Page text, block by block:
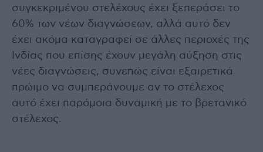
συγκεκριμένου στελέχους έχει ξεπεράσει το
60% των νέων διαγνώσεων, αλλά αυτό δεν
έχει ακόμα καταγραφεί σε άλλες περιοχές της
Ινδίας που επίσης έχουν μεγάλη αύξηση στις
νέες διαγνώσεις, συνεπώς είναι εξαιρετικά
πρώιμο να συμπεράνουμε αν το στέλεχος
αυτό έχει παρόμοια δυναμική με το βρετανικό
στέλεχος.